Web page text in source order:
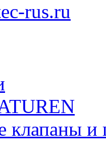
rus.ru
клапаны